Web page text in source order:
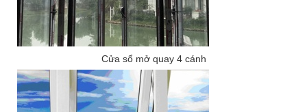
Cửa sổ mở quay 4 cánh